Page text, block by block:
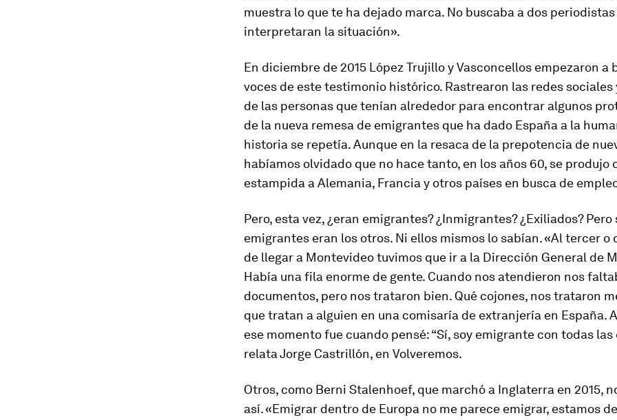
muestra lo que te ha dejado marca. No buscaba a dos
interpretaran la situación».
En diciembre de 2015 López Trujillo y Vasconcellos empezaron a
voces de este testimonio histórico. Rastrearon las redes sociales
de las personas que tenían alrededor para encontrar algunos
de la nueva remesa de emigrantes que ha dado España a la
historia se repetía. Aunque en la resaca de la prepotencia de
habíamos olvidado que no hace tanto, en los años 60, se produjo
estampida a Alemania, Francia y otros países en busca de
Pero, esta vez, ¿eran emigrantes? ¿Inmigrantes? ¿Exiliados? Pero
emigrantes eran los otros. Ni ellos mismos lo sabían. «Al tercer o
de llegar a Montevideo tuvimos que ir a la Dirección General de
Había una fila enorme de gente. Cuando nos atendieron nos
documentos, pero nos trataron bien. Qué cojones, nos trataron
que tratan a alguien en una comisaría de extranjería en España.
ese momento fue cuando pensé: “Sí, soy emigrante con todas las
relata Jorge Castrillón, en Volveremos.
Otros, como Berni Stalenhoef, que marchó a Inglaterra en 2015,
así. «Emigrar dentro de Europa no me parece emigrar, estamos